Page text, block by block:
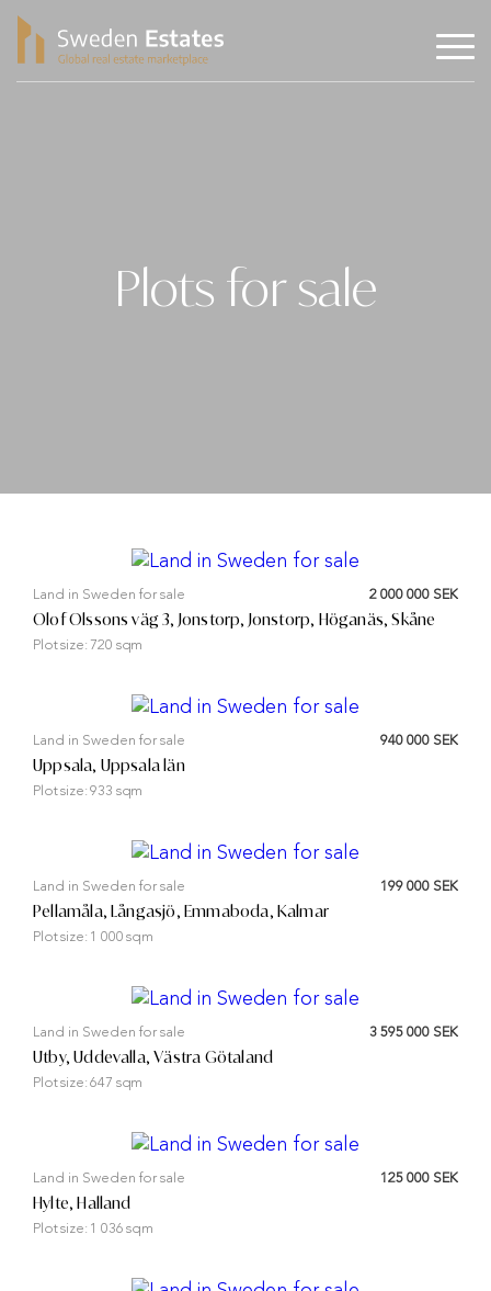
Plots for sale
Land in Sweden for sale 2 000 000 SEK
Olof Olssons väg 3, Jonstorp, Jonstorp, Höganäs, Skåne
Plot size: 720 sqm
Land in Sweden for sale 940 000 SEK
Uppsala, Uppsala län
Plot size:933 sqm
Land in Sweden for sale 199 000 SEK
Pellamåla, Långasjö, Emmaboda, Kalmar
Plot size: 1 000 sqm
Land in Sweden for sale 3 595 000 SEK
Utby, Uddevalla, Västra Götaland
Plot size:647 sqm
Land in Sweden for sale 125 000 SEK
Hylte, Halland
Plot size: 1 036 sqm